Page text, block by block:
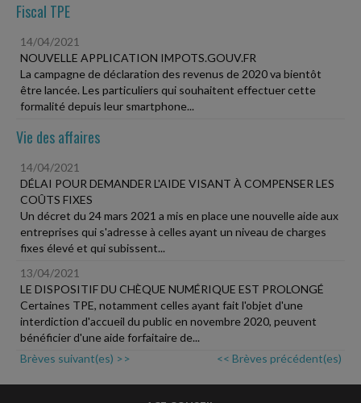
Fiscal TPE
14/04/2021
NOUVELLE APPLICATION IMPOTS.GOUV.FR
La campagne de déclaration des revenus de 2020 va bientôt
être lancée. Les particuliers qui souhaitent effectuer cette
formalité depuis leur smartphone...
Vie des affaires
14/04/2021
DÉLAI POUR DEMANDER L'AIDE VISANT À COMPENSER LES
COÛTS FIXES
Un décret du 24 mars 2021 a mis en place une nouvelle aide aux
entreprises qui s'adresse à celles ayant un niveau de charges
fixes élevé et qui subissent...
13/04/2021
LE DISPOSITIF DU CHÈQUE NUMÉRIQUE EST PROLONGÉ
Certaines TPE, notamment celles ayant fait l'objet d'une
interdiction d'accueil du public en novembre 2020, peuvent
bénéficier d'une aide forfaitaire de...
Brèves suivant(es) >>
<< Brèves précédent(es)